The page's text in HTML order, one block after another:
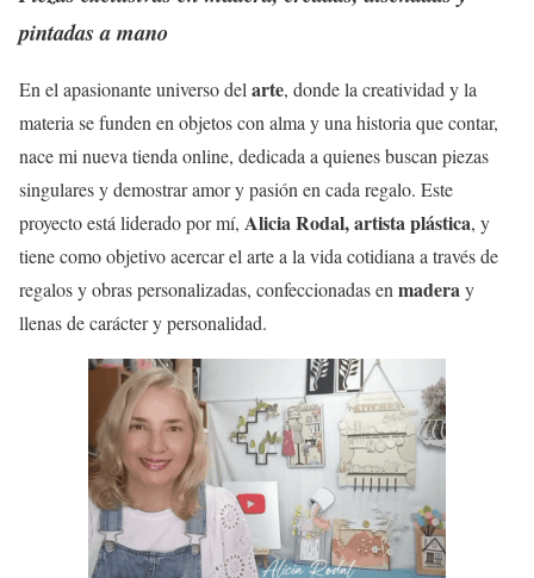
pintadas a mano
En el apasionante universo delarte, donde la creatividad y la
materia se funden en objetos con alma y una historia que contar,
nace mi nueva tienda online, dedicada a quienes buscan piezas
singulares y demostrar amor y pasión en cada regalo. Este
proyecto está liderado por mí, Alicia Rodal, artista plástica, y
tiene como objetivo acercar el arte a la vida cotidiana a través de
regalos y obras personalizadas, confeccionadas enmaderay
llenas de carácter y personalidad.